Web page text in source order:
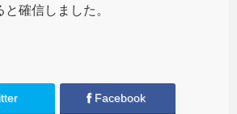
確信しました。
Facebook